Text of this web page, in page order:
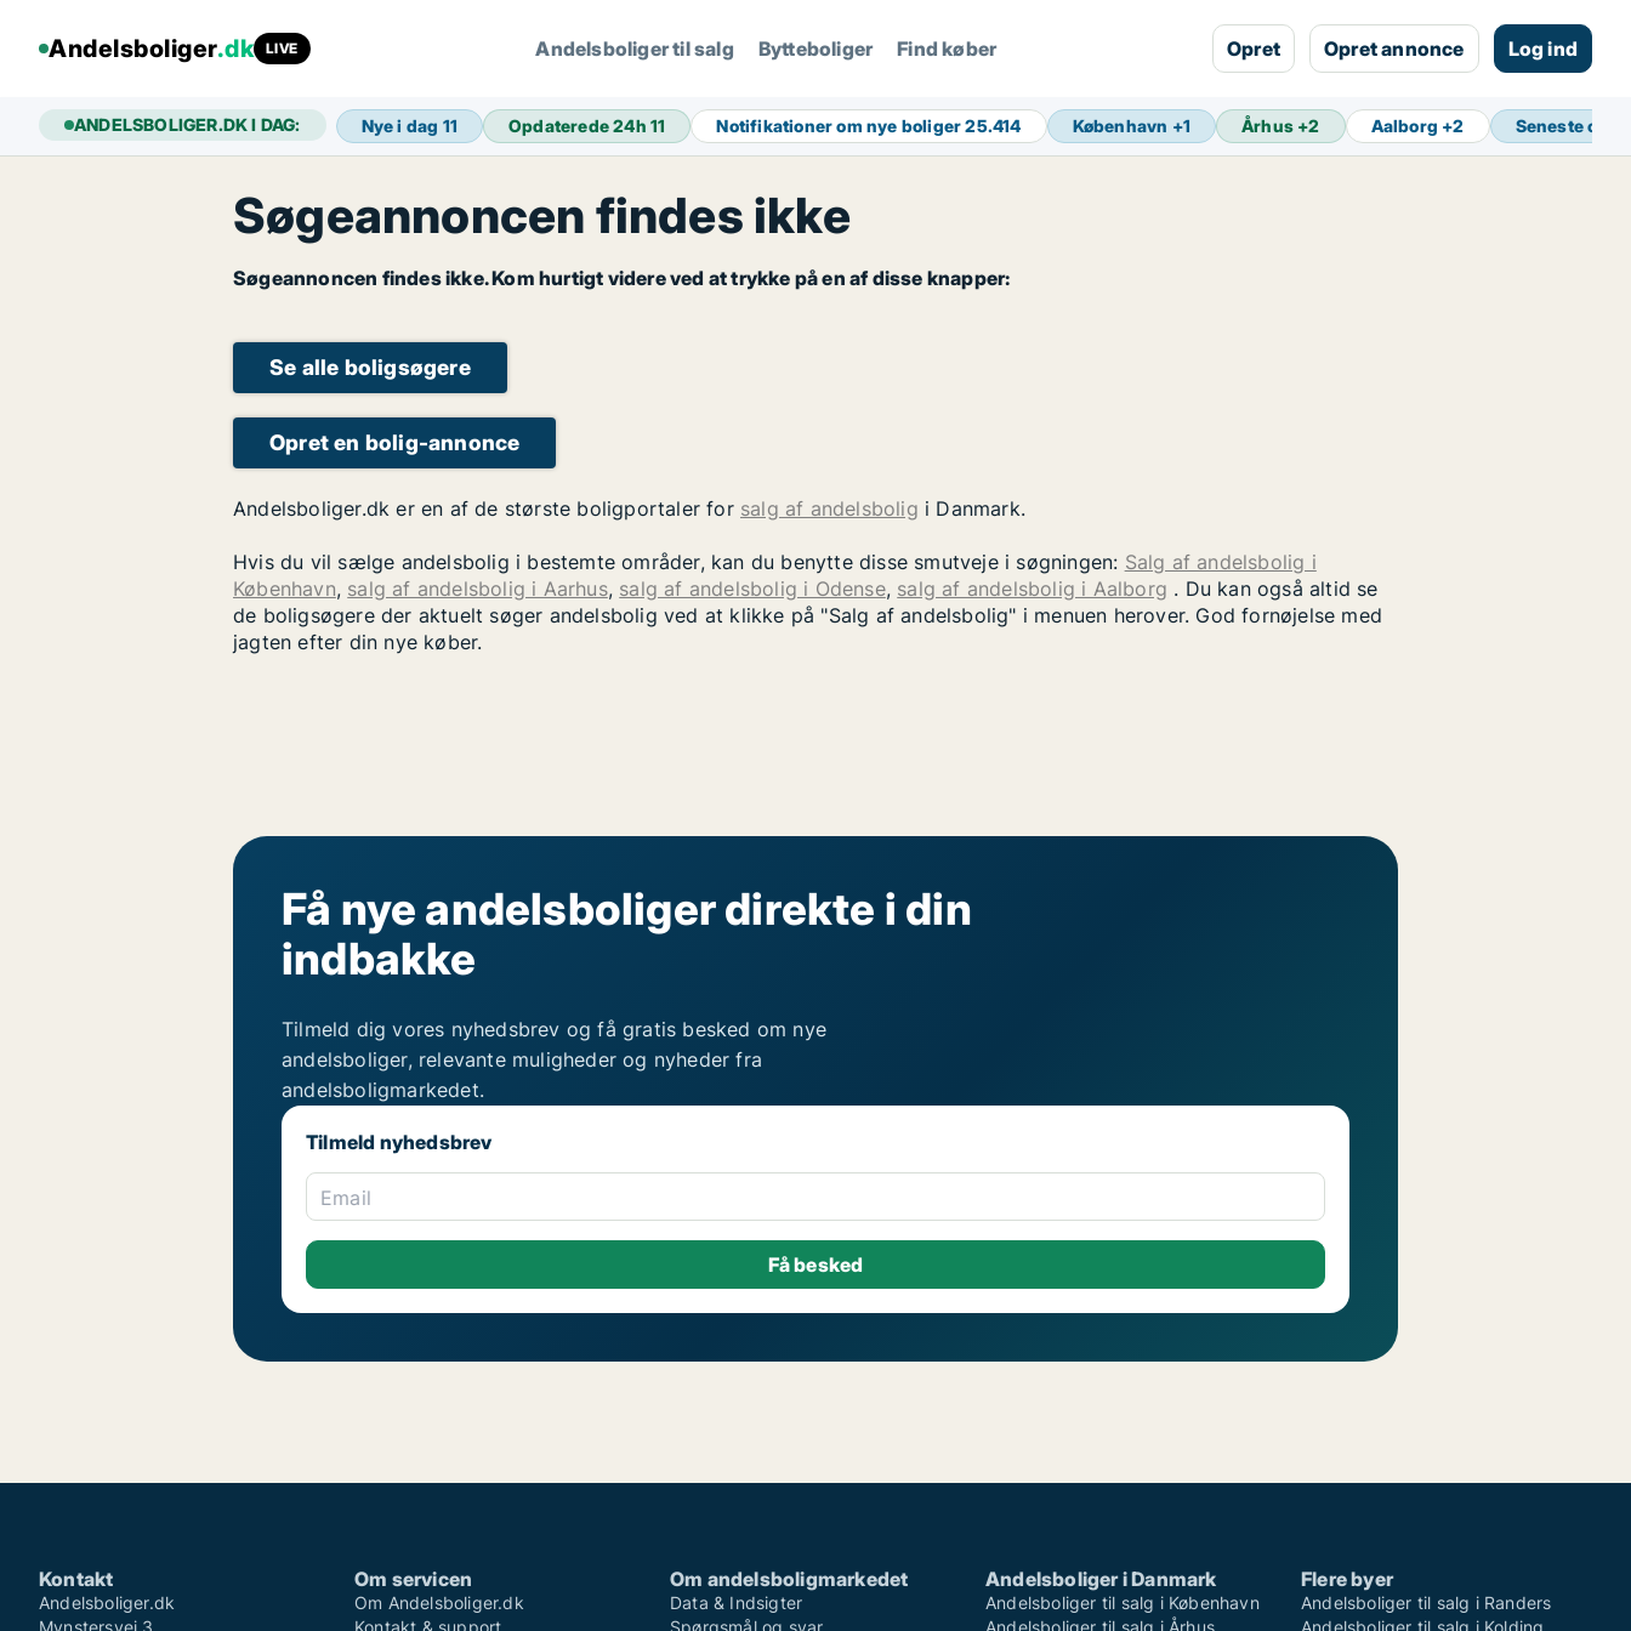
Andelsboliger.dk LIVE Andelsboliger til salg Bytteboliger Find køber Opret Opret annonce Log ind
ANDELSBOLIGER.DK I DAG: Nye i dag 11 Opdaterede 24h11 Notifikationer om nye boliger25.414 København +1 Århus +2 Aalborg +2 Seneste
Søgeannoncen findes ikke
Søgeannoncen findes ikke. Kom hurtigt videre ved at trykke på en af disse knapper:
Se alle boligsøgere
Opret en bolig-annonce
Andelsboliger.dk er en af de største boligportaler for salg af andelsbolig i Danmark.
Hvis du vil sælge andelsbolig i bestemte områder, kan du benytte disse smutveje i søgningen: Salg af andelsbolig i
København, salg af andelsbolig i Aarhus, salg af andelsbolig i Odense, salg af andelsbolig i Aalborg . Du kan også altid se
de boligsøgere der aktuelt søger andelsbolig ved at klikke på "Salg af andelsbolig" i menuen herover. God fornøjelse med
jagten efter din nye køber.
Få nye andelsboliger direkte i din
indbakke
Tilmeld dig vores nyhedsbrev og få gratis besked om nye
andelsboliger, relevante muligheder og nyheder fra
andelsboligmarkedet.
Tilmeld nyhedsbrev
Email
Kontakt
Andelsboliger.dk
Mynstersvej 3
Om servicen
Om Andelsboliger.dk
Kontakt & support
Om andelsboligmarkedet
Data & Indsigter
Spørgsmål og svar
Andelsboliger i Danmark
Andelsboliger til salg i København
Andelsboliger til salg i Århus
Flere byer
Andelsboliger til salg i Randers
Andelsboliger til salg i Kolding